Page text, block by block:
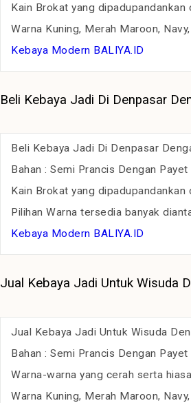
Kain Brokat yang
Warna Kuning, Merah Maroon,
Kebaya Modern BALIYA.ID
Beli Kebaya Jadi Di Denpasar
Beli Kebaya Jadi Di Denpasar
Bahan : Semi Prancis Dengan Payet
Kain Brokat yang
Pilihan Warna tersedia banyak
Kebaya Modern BALIYA.ID
Jual Kebaya Jadi Untuk Wisuda
Jual Kebaya Jadi Untuk Wisuda
Bahan : Semi Prancis Dengan Payet
Warna-warna yang cerah serta
Warna Kuning, Merah Maroon,